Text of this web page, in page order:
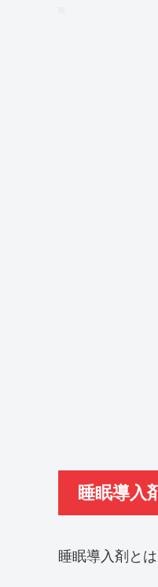
睡眠導入
睡眠導入剤とは